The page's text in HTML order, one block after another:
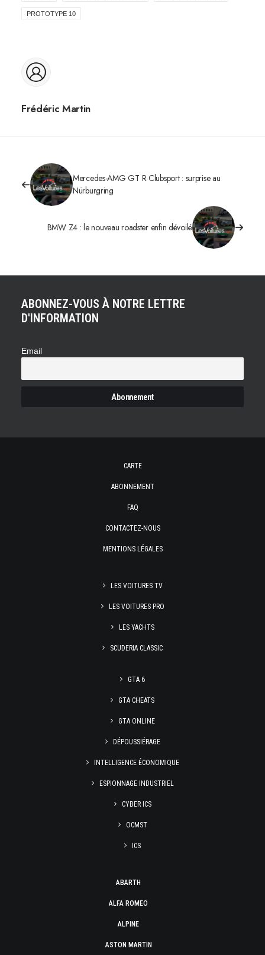
PROTOTYPE 10
Frédéric Martin
Mercedes-AMG GT R Clubsport : surprise au
Nürburgring
BMW Z4 : le nouveau roadster enfin dévoilé
ABONNEZ-VOUS À NOTRE LETTRE
D'INFORMATION
Email
CARTE
ABONNEMENT
FAQ
CONTACTEZ-NOUS
MENTIONS LÉGALES
LES VOITURES TV
LES VOITURES PRO
LES YACHTS
SCUDERIA CLASSIC
GTA 6
GTA CHEATS
GTA ONLINE
DÉPOUSSIÉRAGE
INTELLIGENCE ÉCONOMIQUE
ESPIONNAGE INDUSTRIEL
CYBER ICS
OCMST
ICS
ABARTH
ALFA ROMEO
ALPINE
ASTON MARTIN